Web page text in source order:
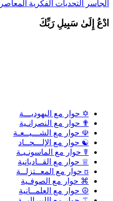
التحديات الفكرية المعاصرة
إِلَىٰ سَبِيلِ رَبِّكَ
✡ حوار مع اليهوديـــة
✟ حوار مع النصرانـية
☫ حوار مع الشـــيــعـة
☯ حوار مع الإلـــحــاد
☤ حوار مع الماسونـيـة
♕ حوار مع القــاديانية
ʊ حوار مع المعــتزلــة
⌘ حوار مع الصوفـية
☮ حوار مع العلمــانية